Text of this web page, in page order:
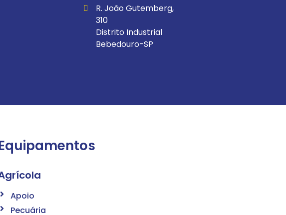
R. João Gutemberg,
310
Distrito Industrial
Bebedouro-SP
Apoio
Pecuária